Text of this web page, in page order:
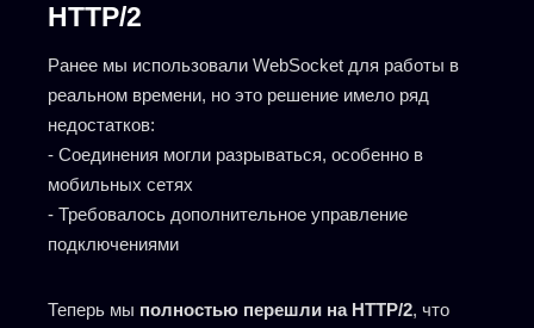
HTTP/2
Ранее мы использовали WebSocket для работы в
реальном времени, но это решение имело ряд
недостатков:
- Соединения могли разрываться, особенно в
мобильных сетях
- Требовалось дополнительное управление
подключениями
Теперь мы полностью перешли на HTTP/2, что